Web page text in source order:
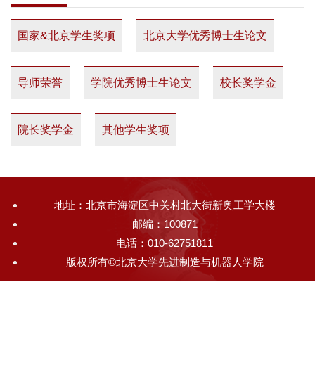
国家&北京学生奖项 北京大学优秀博士生论文
导师荣誉 学院优秀博士生论文 校长奖学金
院长奖学金 其他学生奖项
地址：北京市海淀区中关村北大街新奥工学大楼
邮编：100871
电话：010-62751811
版权所有©北京大学先进制造与机器人学院